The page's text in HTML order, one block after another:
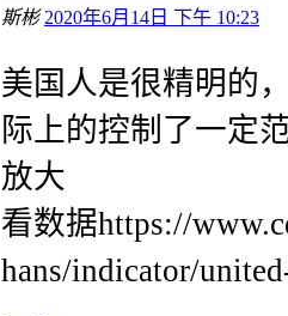
斯彬 2020年6月14日 下午 10:23
美国人是很精明的
际上的控制了一定
放大
看数据https://
hans/indicator/